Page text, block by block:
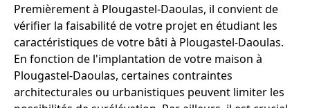
Premièrement à Plougastel-Daoulas, il convient de
vérifier la faisabilité de votre projet en étudiant les
caractéristiques de votre bâti à Plougastel-Daoulas.
En fonction de l'implantation de votre maison à
Plougastel-Daoulas, certaines contraintes
architecturales ou urbanistiques peuvent limiter les